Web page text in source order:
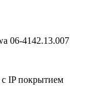
06-4142.13.007
IP покрытием